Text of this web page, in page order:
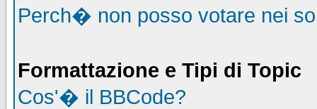
Perch� non posso votare nei
Formattazione e Tipi di Topic
Cos'� il BBCode?